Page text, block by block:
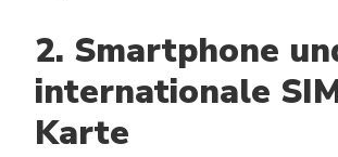
2. Smartphone
internationale
Karte